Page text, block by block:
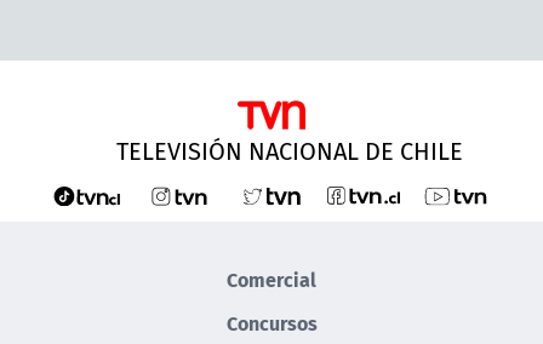
TELEVISIÓN NACIONAL DE CHILE
Comercial
Concursos